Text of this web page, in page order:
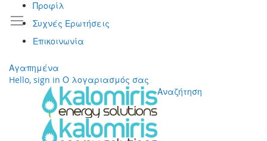
Προφίλ
Συχνές Ερωτήσεις
Επικοινωνία
Αγαπημένα
Hello, sign in Ο λογαριασμός σας
Αναζήτηση